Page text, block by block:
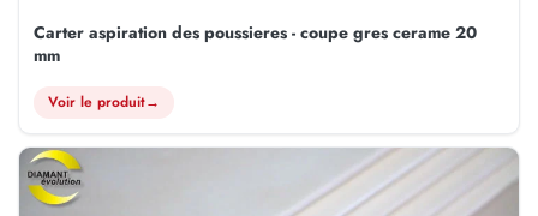
Carter aspiration des poussieres - coupe gres cerame 20
mm
Voir le produit→